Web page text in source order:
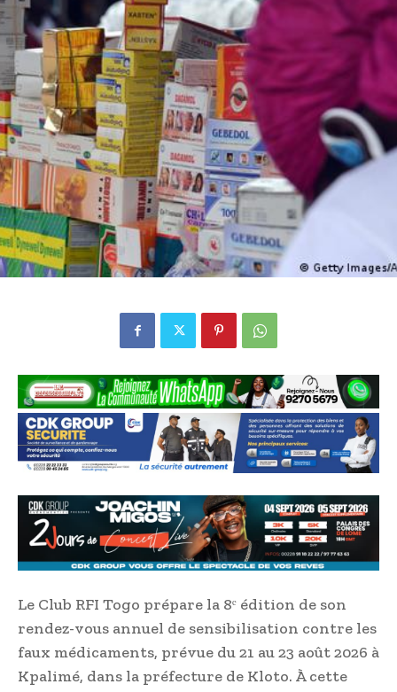
Le Club RFI Togo prépare la 8ᵉ édition de son
rendez-vous annuel de sensibilisation contre les
faux médicaments, prévue du 21 au 23 août 2026 à
Kpalimé, dans la préfecture de Kloto. À cette